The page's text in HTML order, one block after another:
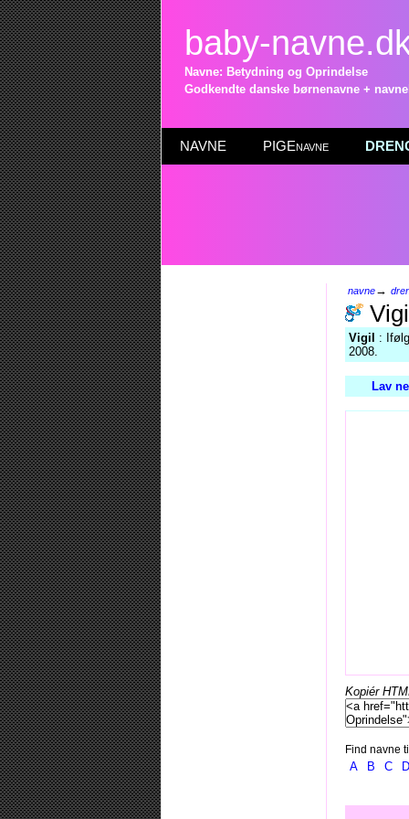
baby-
Navne: Betydning og Oprindelse
Godkendte danske børnenavne +
NAVNE PIGEnavne
navne→
Vigil
:
2008.
Lav
Kopiér
Find navne
A B C D